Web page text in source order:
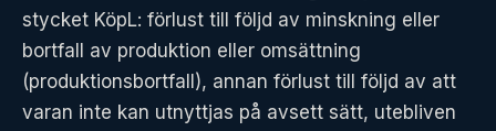
stycket KöpL: förlust till följd av minskning eller
bortfall av produktion eller omsättning
(produktionsbortfall), annan förlust till följd av att
varan inte kan utnyttjas på avsett sätt, utebliven